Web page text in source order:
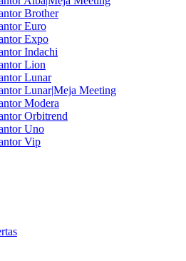
Brother
Euro
Expo
Indachi
Lion
Lunar
Lunar|Meja Meeting
Modera
Orbitrend
Uno
Vip